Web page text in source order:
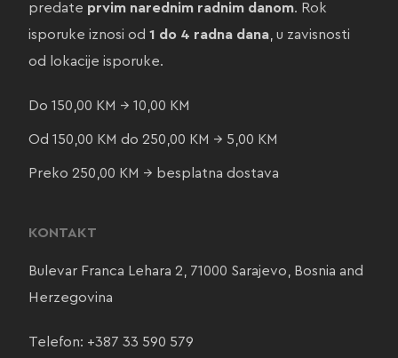
predate prvim narednim radnim danom. Rok
isporuke iznosi od 1 do 4 radna dana, u zavisnosti
od lokacije isporuke.
Do 150,00 KM → 10,00 KM
Od 150,00 KM do 250,00 KM → 5,00 KM
Preko 250,00 KM → besplatna dostava
KONTAKT
Bulevar Franca Lehara 2, 71000 Sarajevo, Bosnia and
Herzegovina
Telefon: +387 33 590 579